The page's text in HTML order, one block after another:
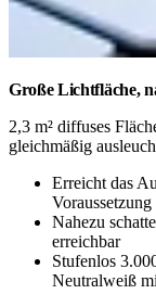
Große Lichtfläche,
2,3 m² diffuses
gleichmäßig
Erreicht das
Nahezu
erreichbar
Stufenlos
Neutralweiß